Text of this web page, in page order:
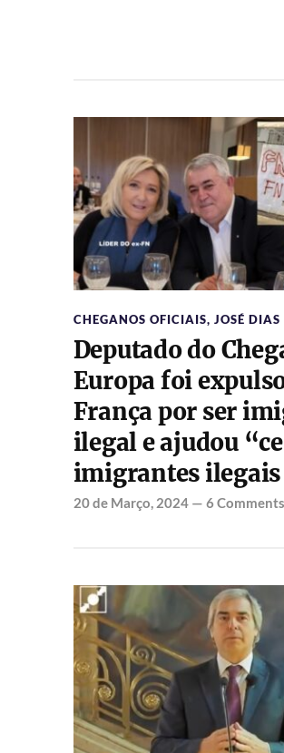
CHEGANOS OFICIAIS, JOSÉ DIAS
Deputado do
Europa foi
França por ser
ilegal e ajudou
imigrantes ilegais
20 de Março, 2024— 6 Comments